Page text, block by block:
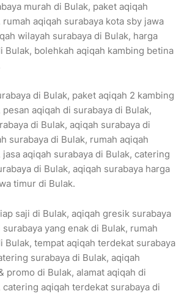
murah di Bulak, paket aqiqah
rumah aqiqah surabaya kota sby jawa
wilayah surabaya di Bulak, harga
Bulak, bolehkah aqiqah kambing betina
di Bulak, paket aqiqah 2 kambing
aqiqah di surabaya di Bulak,
di Bulak, aqiqah surabaya di
surabaya di Bulak, rumah aqiqah
aqiqah surabaya di Bulak, catering
di Bulak, aqiqah surabaya harga
timur di Bulak.
saji di Bulak, aqiqah gresik surabaya
yang enak di Bulak, rumah
Bulak, tempat aqiqah terdekat surabaya
surabaya di Bulak, aqiqah
promo di Bulak, alamat aqiqah di
catering aqiqah terdekat surabaya di